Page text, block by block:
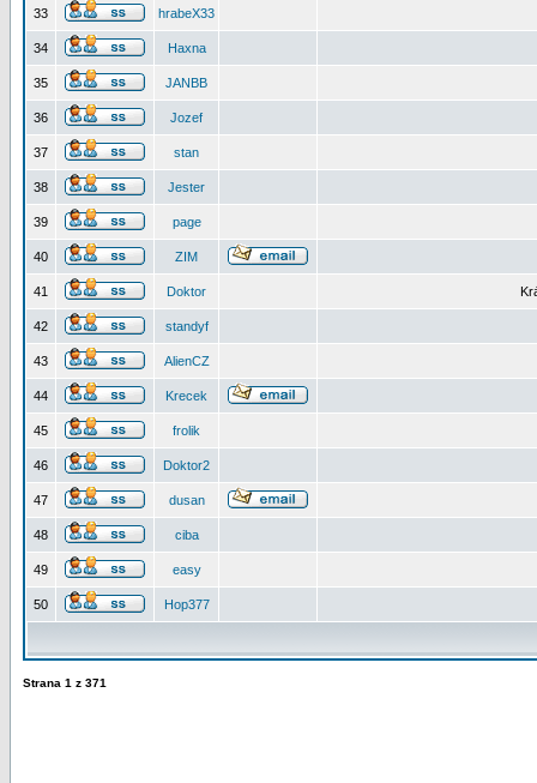
33 hrabeX33
34 Haxna
35 JANBB
36 Jozef
37 stan
38 Jester
39 page
40 ZIM
41 Doktor
42 standyf
43 AlienCZ
44 Krecek
45 frolik
46 Doktor2
47 dusan
48 ciba
49 easy
50 Hop377
Strana 1 z 371